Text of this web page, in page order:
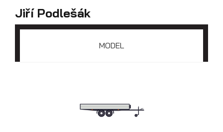
Skříňové přívěsy
Jiří Podlešák
MODEL